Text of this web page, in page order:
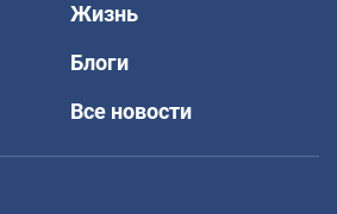
Жизнь
Блоги
Все новости